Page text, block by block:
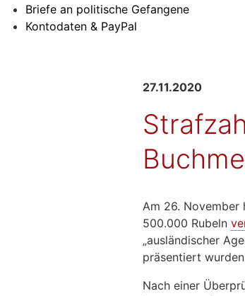
Briefe an politische Gefangene
Kontodaten & PayPal
27.11.2020
Am 26. November
500.000 Rubeln
„ausländischer
präsentiert
Nach einer